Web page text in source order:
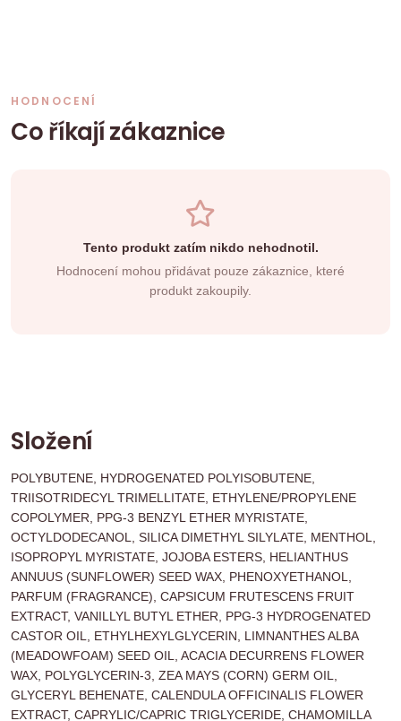
HODNOCENÍ
Co říkají zákaznice
Tento produkt zatím nikdo nehodnotil.
Hodnocení mohou přidávat pouze zákaznice, které
produkt zakoupily.
Složení
POLYBUTENE, HYDROGENATED POLYISOBUTENE,
TRIISOTRIDECYL TRIMELLITATE, ETHYLENE/PROPYLENE
COPOLYMER, PPG-3 BENZYL ETHER MYRISTATE,
OCTYLDODECANOL, SILICA DIMETHYL SILYLATE, MENTHOL,
ISOPROPYL MYRISTATE, JOJOBA ESTERS, HELIANTHUS
ANNUUS (SUNFLOWER) SEED WAX, PHENOXYETHANOL,
PARFUM (FRAGRANCE), CAPSICUM FRUTESCENS FRUIT
EXTRACT, VANILLYL BUTYL ETHER, PPG-3 HYDROGENATED
CASTOR OIL, ETHYLHEXYLGLYCERIN, LIMNANTHES ALBA
(MEADOWFOAM) SEED OIL, ACACIA DECURRENS FLOWER
WAX, POLYGLYCERIN-3, ZEA MAYS (CORN) GERM OIL,
GLYCERYL BEHENATE, CALENDULA OFFICINALIS FLOWER
EXTRACT, CAPRYLIC/CAPRIC TRIGLYCERIDE, CHAMOMILLA